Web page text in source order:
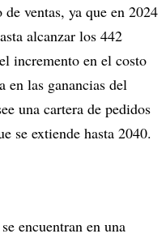
ventas, ya que en 2024
alcanzar los 442
incremento en el costo
en las ganancias del
una cartera de pedidos
se extiende hasta 2040.
encuentran en una